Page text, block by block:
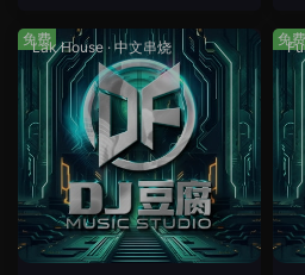
Lak House · 中文串烧
免费 免费